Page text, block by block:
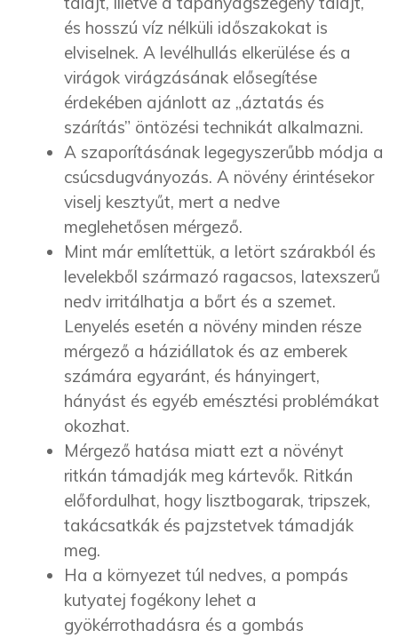
és hosszú víz nélküli időszakokat is
elviselnek. A levélhullás elkerülése és a
virágok virágzásának elősegítése
érdekében ajánlott az „áztatás és
szárítás” öntözési technikát alkalmazni.
A szaporításának legegyszerűbb módja a
csúcsdugványozás. A növény érintésekor
viselj kesztyűt, mert a nedve
meglehetősen mérgező.
Mint már említettük, a letört szárakból és
levelekből származó ragacsos, latexszerű
nedv irritálhatja a bőrt és a szemet.
Lenyelés esetén a növény minden része
mérgező a háziállatok és az emberek
számára egyaránt, és hányingert,
hányást és egyéb emésztési problémákat
okozhat.
Mérgező hatása miatt ezt a növényt
ritkán támadják meg kártevők. Ritkán
előfordulhat, hogy lisztbogarak, tripszek,
takácsatkák és pajzstetvek támadják
meg.
Ha a környezet túl nedves, a pompás
kutyatej fogékony lehet a
gyökérrothadásra és a gombás